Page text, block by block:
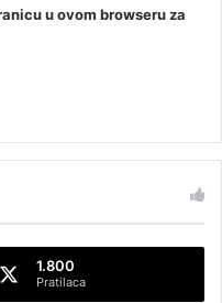
u ovom browseru za
1.800
Pratilaca